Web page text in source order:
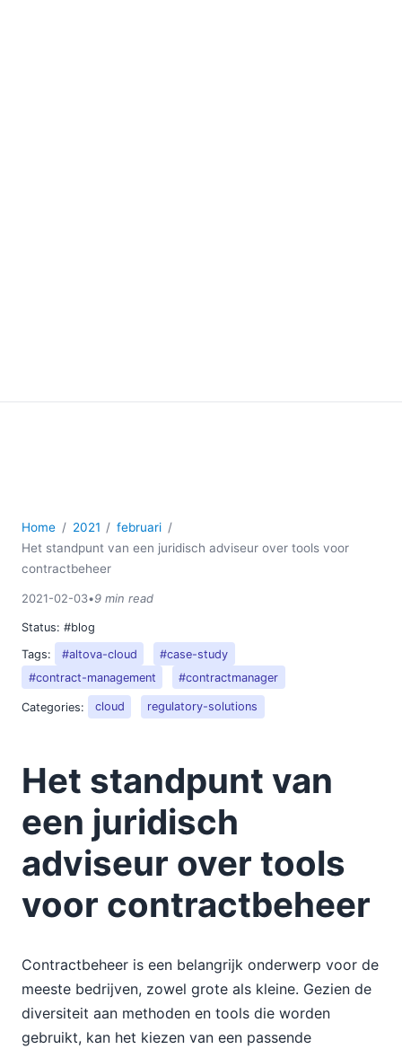
Home 2021
februari
Het standpunt van een juridisch adviseur over tools voor
contractbeheer
2021-02-03•9 min read
Status: #blog
Tags:
#altova-cloud
#case-study
#contract-management
#contractmanager
Categories: cloud regulatory-solutions
Het standpunt van
een juridisch
adviseur over tools
voor contractbeheer
Contractbeheer is een belangrijk onderwerp voor de
meeste bedrijven, zowel grote als kleine. Gezien de
diversiteit aan methoden en tools die worden
gebruikt, kan het kiezen van een passende